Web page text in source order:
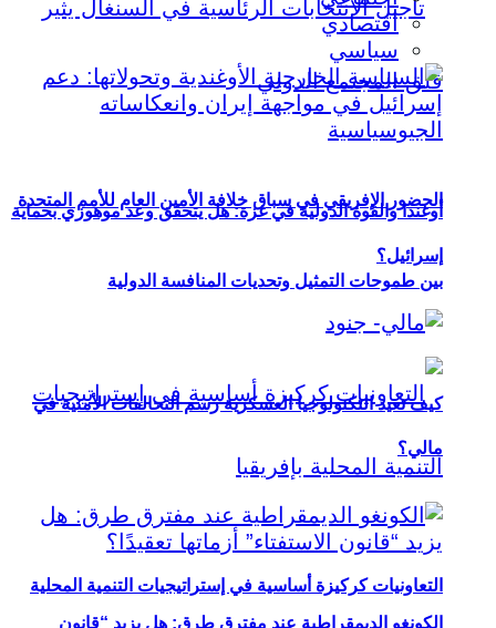
الحضور الإفريقي في سباق خلافة الأمين العام للأمم المتحدة
بين طموحات التمثيل وتحديات المنافسة الدولية
التعاونيات كركيزة أساسية في إستراتيجيات التنمية المحلية
اقتصادي
سياسي
أوغندا والقوة الدولية في غزة: هل يتحقق وعد موهوزي بحماية
إسرائيل؟
كيف تعيد التكنولوجيا العسكرية رسم التحالفات الأمنية في
مالي؟
الكونغو الديمقراطية عند مفترق طرق: هل يزيد “قانون